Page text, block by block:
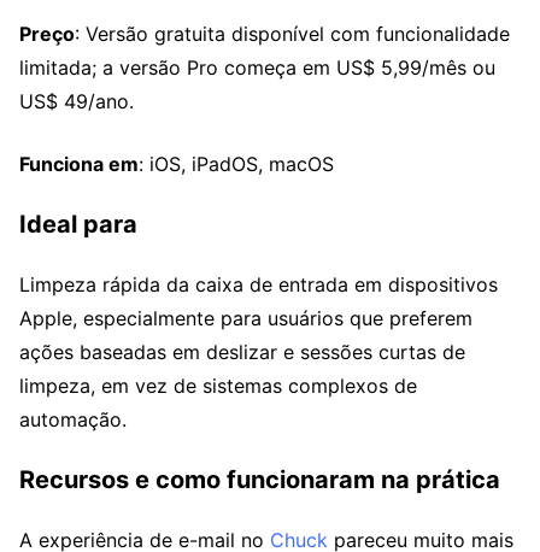
Preço: Versão gratuita disponível com funcionalidade
limitada; a versão Pro começa em US$ 5,99/mês ou
US$ 49/ano.
Funciona em: iOS, iPadOS, macOS
Ideal para
Limpeza rápida da caixa de entrada em dispositivos
Apple, especialmente para usuários que preferem
ações baseadas em deslizar e sessões curtas de
limpeza, em vez de sistemas complexos de
automação.
Recursos e como funcionaram na prática
A experiência de e-mail no Chuck pareceu muito mais